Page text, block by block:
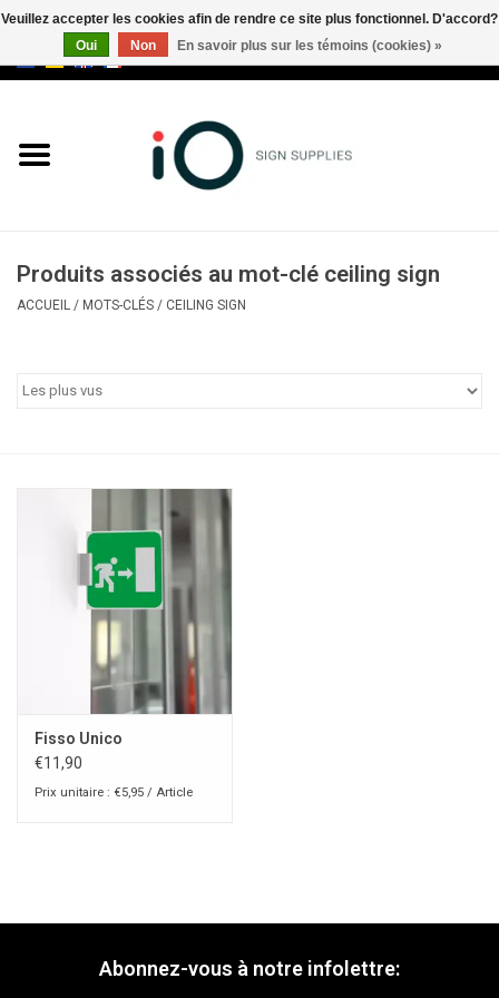
Marques
Appelez-nous au +32 3 353 67
Produits associés au mot-clé ceiling sign
ACCUEIL / MOTS-CLÉS / CEILING SIGN
Fisso Unico
€11,90
Prix unitaire : €5,95 / Article
Abonnez-vous à notre infolettre:
Veuillez accepter les cookies afin de rendre ce site plus fonctionnel. D'accord?
Oui
Non En savoir plus sur les témoins (cookies) »